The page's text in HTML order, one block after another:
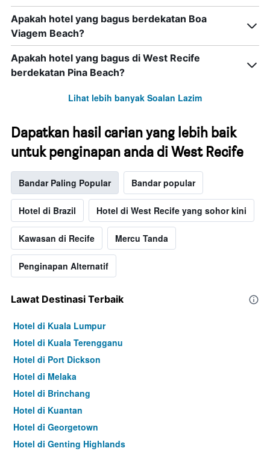
Apakah hotel yang bagus berdekatan Boa
Viagem Beach?
Apakah hotel yang bagus di West Recife
berdekatan Pina Beach?
Lihat lebih banyak Soalan Lazim
Dapatkan hasil carian yang lebih baik
untuk penginapan anda di West Recife
Bandar Paling Popular Bandar popular
Hotel di Brazil Hotel di West Recife yang sohor kini
Kawasan di Recife Mercu Tanda
Penginapan Alternatif
Lawat Destinasi Terbaik
Hotel di Kuala Lumpur
Hotel di Kuala Terengganu
Hotel di Port Dickson
Hotel di Melaka
Hotel di Brinchang
Hotel di Kuantan
Hotel di Georgetown
Hotel di Genting Highlands